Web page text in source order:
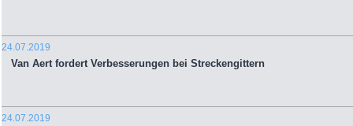
24.07.2019
Van Aert fordert Verbesserungen bei Streckengittern
24.07.2019